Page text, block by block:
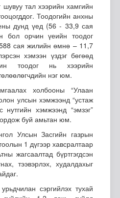
тал хээрийн хамгийн
Тоодогийн анхны
дунд үед (56 - 33,9 сая
бол орчин үеийн тоодог
сая жилийн өмнө – 11,7
хэмээн үздэг бөгөөд
тоодог нь хээрийн
нэг юм.
холбооны “Улаан
улсын хэмжээнд “устаж
нутгийн хэмжээнд “эмзэг”
буй амьтан юм.
Улсын Засгийн газрын
1 дүгээр хавсралтаар
жагсаалтад бүртгэгдсэн
тээвэрлэх, худалдахыг
сэргийлэх тухай